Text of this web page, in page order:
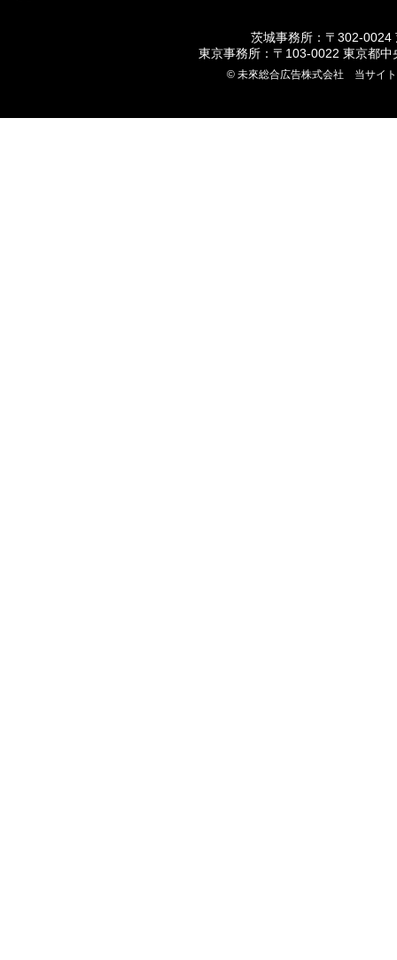
レームを行なった履歴がある法人または個人。
②ポスティングチラシが法令及び公序良俗に反
③反社会的勢力の構成員及び関係者、言動及び
茨城事務所：〒302-0024
東京事務所：〒103-0022 東京都
© 未來総合広告株式会社 当サイ